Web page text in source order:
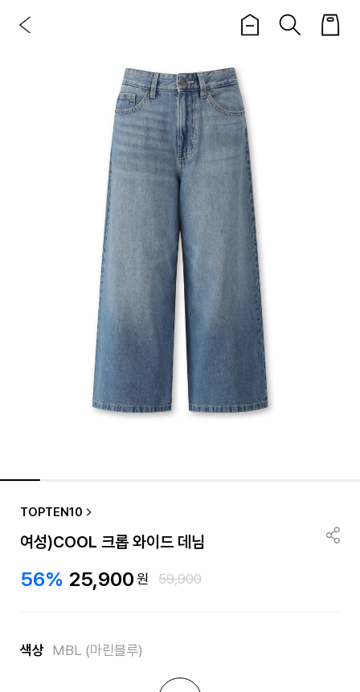
TOPTEN10
여성)COOL 크롭 와이드 데님
56% 25,900원 59,900
색상 MBL (마린블루)